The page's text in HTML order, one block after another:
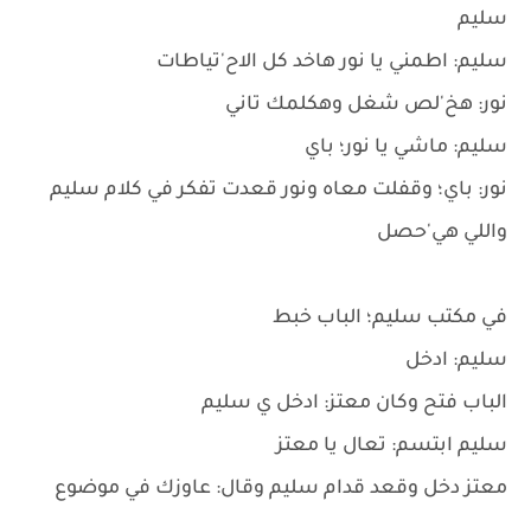
سليم
سليم: اطمني يا نور هاخد كل الاح'تياطات
نور: هخ'لص شغل وهكلمك تاني
سليم: ماشي يا نور؛ باي
نور: باي؛ وقفلت معاه ونور قعدت تفكر في كلام سليم
واللي هي'حصل
في مكتب سليم؛ الباب خبط
سليم: ادخل
الباب فتح وكان معتز: ادخل ي سليم
سليم ابتسم: تعال يا معتز
معتز دخل وقعد قدام سليم وقال: عاوزك في موضوع